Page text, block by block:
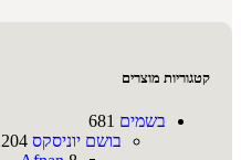
קטגוריות מוצרים
בשמים 681
בושם יוניסקס 204